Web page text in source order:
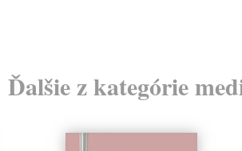
Ďalšie z kategórie